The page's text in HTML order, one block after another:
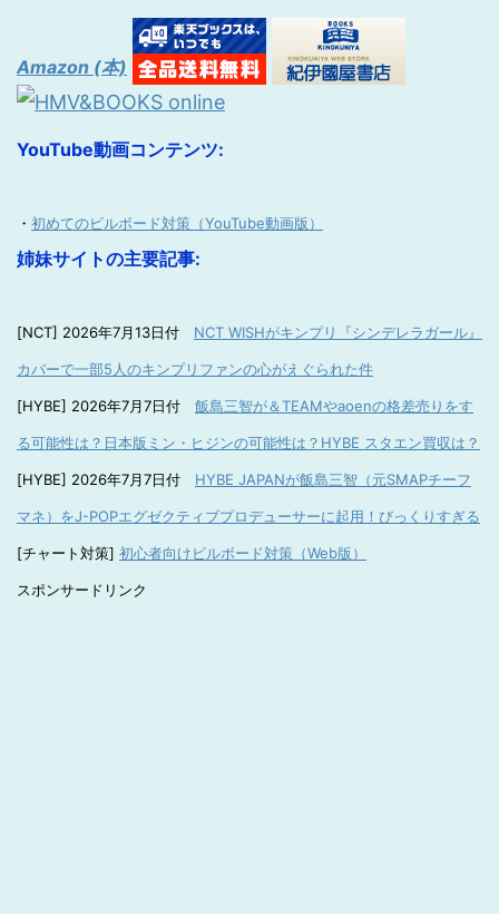
Amazon (本)
YouTube動画コンテンツ:
・ 初めてのビルボード対策（YouTube動画版）
姉妹サイトの主要記事:
[NCT] 2026年7月13日付 NCT WISHがキンプリ『シンデレラガール』
カバーで一部5人のキンプリファンの心がえぐられた件
[HYBE] 2026年7月7日付 飯島三智が＆TEAMやaoenの格差売りをす
る可能性は？日本版ミン・ヒジンの可能性は？HYBE スタエン買収は？
[HYBE] 2026年7月7日付 HYBE JAPANが飯島三智（元SMAPチーフ
マネ）をJ-POPエグゼクティブプロデューサーに起用！びっくりすぎる
[チャート対策] 初心者向けビルボード対策（Web版）
スポンサードリンク